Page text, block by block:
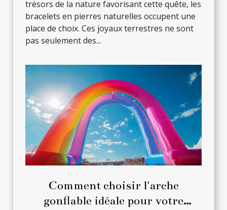
trésors de la nature favorisant cette quête, les
bracelets en pierres naturelles occupent une
place de choix. Ces joyaux terrestres ne sont
pas seulement des...
Comment choisir l'arche
gonflable idéale pour votre